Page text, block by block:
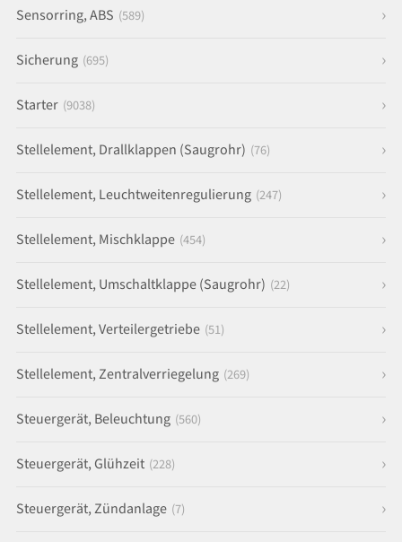
Sensorring, ABS (589)
Sicherung (695)
Starter (9038)
Stellelement, Drallklappen (Saugrohr) (76)
Stellelement, Leuchtweitenregulierung (247)
Stellelement, Mischklappe (454)
Stellelement, Umschaltklappe (Saugrohr) (22)
Stellelement, Verteilergetriebe (51)
Stellelement, Zentralverriegelung (269)
Steuergerät, Beleuchtung (560)
Steuergerät, Glühzeit (228)
Steuergerät, Zündanlage (7)